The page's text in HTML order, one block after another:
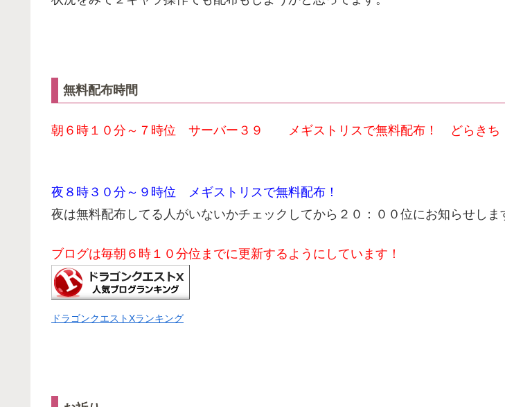
無料配布時間
朝６時１０分～７時位 サーバー３９ メギストリスで無料配布！ どらきち
夜８時３０分～９時位 メギストリスで無料配布！
夜は無料配布してる人がいないかチェックしてから２０：００位にお知らせしま
ブログは毎朝６時１０分位までに更新するようにしています！
ドラゴンクエストXランキング